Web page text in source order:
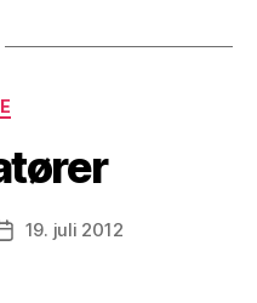
Publiseringsdato
19. juli 2012